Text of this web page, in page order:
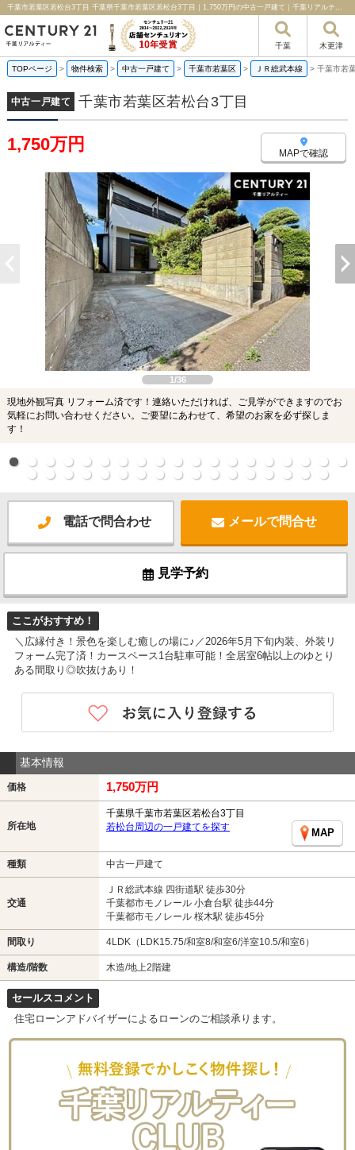
千葉市若葉区若松台3丁目 千葉県千葉市若葉区若松台3丁目｜1,750万円の中古一戸建て｜千葉リアルティー
千葉 木更津
TOPページ > 物件検索 > 中古一戸建て > 千葉市若葉区 > ＪＲ総武本線 > 千葉市若
中古一戸建て 千葉市若葉区若松台3丁目
1,750万円 MAPで確認
1/36
現地外観写真 リフォーム済です！連絡いただければ、ご見学ができますのでお
気軽にお問い合わせください。ご要望にあわせて、希望のお家を必ず探しま
す！
電話で問合わせ メールで問合せ
見学予約
ここがおすすめ！
＼広縁付き！景色を楽しむ癒しの場に♪／2026年5月下旬内装、外装リ
フォーム完了済！カースペース1台駐車可能！全居室6帖以上のゆとり
ある間取り◎吹抜けあり！
基本情報
価格 1,750万円
所在地
千葉県千葉市若葉区若松台3丁目
若松台周辺の一戸建てを探す
MAP
種類 中古一戸建て
交通
ＪＲ総武本線 四街道駅 徒歩30分
千葉都市モノレール 小倉台駅 徒歩44分
千葉都市モノレール 桜木駅 徒歩45分
間取り 4LDK（LDK15.75/和室8/和室6/洋室10.5/和室6）
構造/階数 木造/地上2階建
セールスコメント
住宅ローンアドバイザーによるローンのご相談承ります。